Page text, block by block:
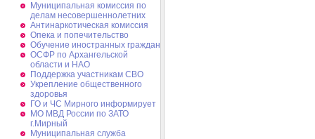
Муниципальная комиссия по
делам несовершеннолетних
Антинаркотическая комиссия
Опека и попечительство
Обучение иностранных граждан
ОСФР по Архангельской
области и НАО
Поддержка участникам СВО
Укрепление общественного
здоровья
ГО и ЧС Мирного информирует
МО МВД России по ЗАТО
г.Мирный
Муниципальная cлужба